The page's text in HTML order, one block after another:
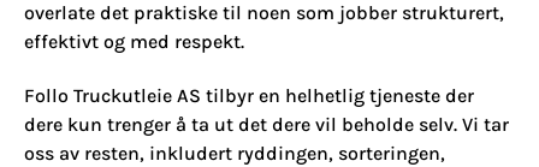
overlate det praktiske til noen som jobber strukturert,
effektivt og med respekt.
Follo Truckutleie AS tilbyr en helhetlig tjeneste der
dere kun trenger å ta ut det dere vil beholde selv. Vi tar
oss av resten, inkludert ryddingen, sorteringen,